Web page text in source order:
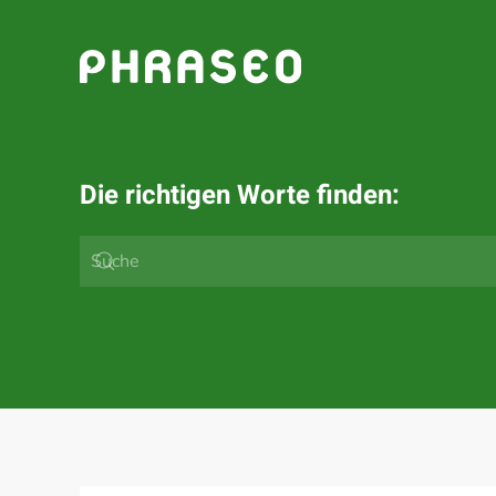
Zum Hauptinhalt springen
Die richtigen Worte finden: